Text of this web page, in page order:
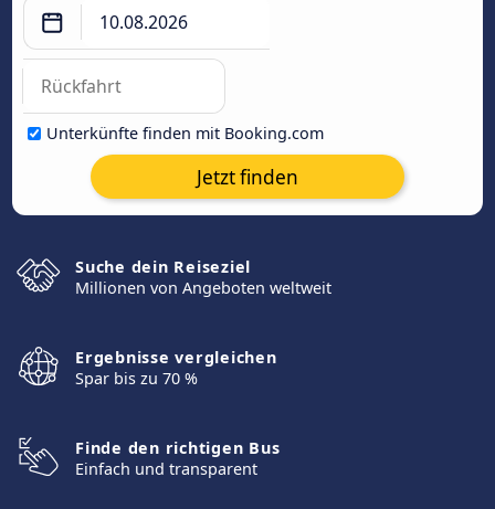
Unterkünfte finden mit Booking.com
Jetzt finden
Suche dein Reiseziel
Millionen von Angeboten weltweit
Ergebnisse vergleichen
Spar bis zu 70 %
Finde den richtigen Bus
Einfach und transparent